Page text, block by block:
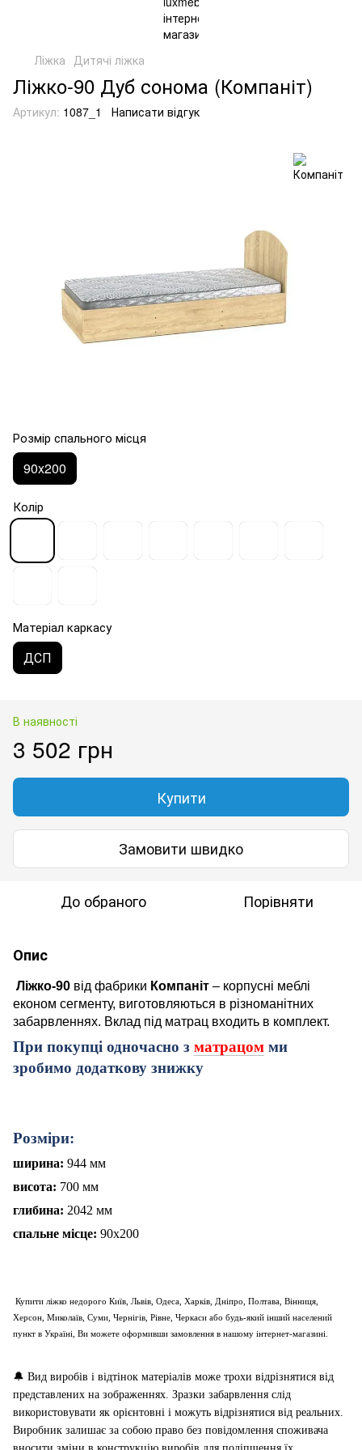
Ліжка Дитячі ліжка
Ліжко-90 Дуб сонома (Компаніт)
Артикул: 1087_1 Написати відгук
Розмір спального місця
90x200
Колір
Матеріал каркасу
ДСП
В наявності
3 502 грн
Купити
Замовити швидко
До обраного Порівняти
Опис
Ліжко-90 від фабрики Компаніт – корпусні меблі
економ сегменту, виготовляються в різноманітних
забарвленнях. Вклад під матрац входить в комплект.
При покупці одночасно з матрацом ми
зробимо додаткову знижку
Розміри:
ширина: 944 мм
висота: 700 мм
глибина: 2042 мм
спальне місце: 90х200
Купити ліжко недорого Київ, Львів, Одеса, Харків, Дніпро, Полтава, Вінниця,
Херсон, Миколаїв, Суми, Чернігів, Рівне, Черкаси або будь-який інший населений
пункт в Україні, Ви можете оформивши замовлення в нашому інтернет-магазині.
🔔 Вид виробів і відтінок матеріалів може трохи відрізнятися від
представлених на зображеннях. Зразки забарвлення слід
використовувати як орієнтовні і можуть відрізнятися від реальних.
Виробник залишає за собою право без повідомлення споживача